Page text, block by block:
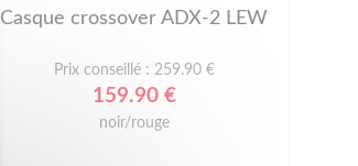
Casque crossover ADX-2 LEW
Prix conseillé : 259.90 €
159.90 €
noir/rouge